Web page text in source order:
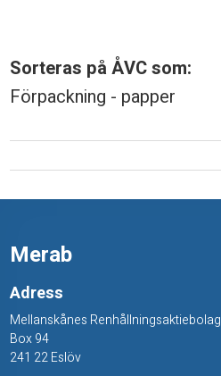
p
p
e
Sorteras på ÅVC som:
Förpackning - papper
Merab
Adress
Mellanskånes Renhållningsaktiebolag
Box 94
241 22 Eslöv